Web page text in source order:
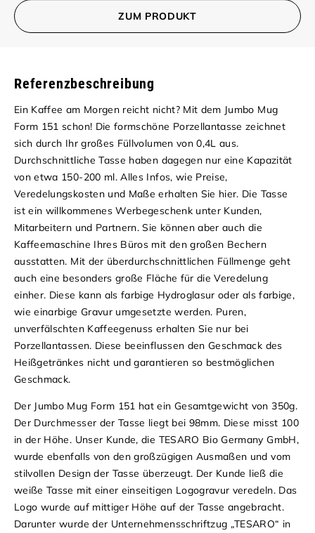
ZUM PRODUKT
Referenzbeschreibung
Ein Kaffee am Morgen reicht nicht? Mit dem Jumbo Mug
Form 151 schon! Die formschöne Porzellantasse zeichnet
sich durch Ihr großes Füllvolumen von 0,4L aus.
Durchschnittliche Tasse haben dagegen nur eine Kapazität
von etwa 150-200 ml.Alles Infos, wie Preise,
Veredelungskosten und Maße erhalten Sie hier. Die Tasse
ist ein willkommenes Werbegeschenk unter Kunden,
Mitarbeitern und Partnern. Sie können aber auch die
Kaffeemaschine Ihres Büros mit den großen Bechern
ausstatten. Mit der überdurchschnittlichen Füllmenge geht
auch eine besonders große Fläche für die Veredelung
einher. Diese kann als farbige Hydroglasur oder als farbige,
wie einarbige Gravur umgesetzte werden. Puren,
unverfälschten Kaffeegenuss erhalten Sie nur bei
Porzellantassen. Diese beeinflussen den Geschmack des
Heißgetränkes nicht und garantieren so bestmöglichen
Geschmack.
Der Jumbo Mug Form 151 hat ein Gesamtgewicht von 350g.
Der Durchmesser der Tasse liegt bei 98mm. Diese misst 100
in der Höhe. Unser Kunde, die TESARO Bio Germany GmbH,
wurde ebenfalls von den großzügigen Ausmaßen und vom
stilvollen Design der Tasse überzeugt. Der Kunde ließ die
weiße Tasse mit einer einseitigen Logogravur veredeln. Das
Logo wurde auf mittiger Höhe auf der Tasse angebracht.
Darunter wurde der Unternehmensschriftzug „TESARO“ in